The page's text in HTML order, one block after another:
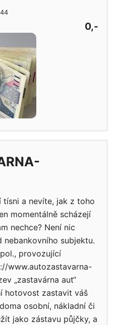
0,-
tísni a nevíte, jak z toho
momentálně scházejí
nechce? Není nic
nebankovního subjektu.
provozující
www.autozastavarna-
„zastavárna aut“
hotovost zastavit váš
osobní, nákladní či
jako zástavu půjčky, a